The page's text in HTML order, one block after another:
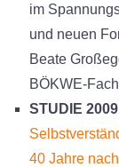
im
und neuen
Beate
BÖKWE-
STUDIE 2009
40 Jahre